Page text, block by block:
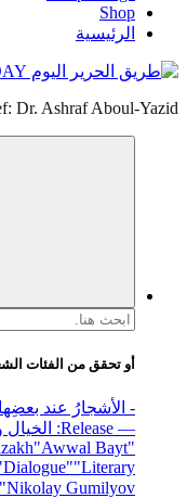
Shop
الرئيسية
Dr. Ashraf Aboul-Yazid
البحث
أو تحقق من الفئات
- الأشجارُ عند
— Release
: الخيال
"Awwal Bayt"
"Literary
"Nikolay Gumilyov و poet